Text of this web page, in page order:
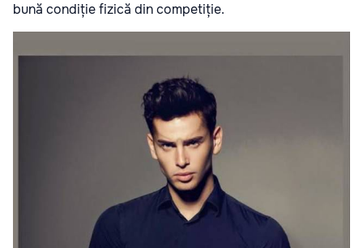
bună condiție fizică din competiție.